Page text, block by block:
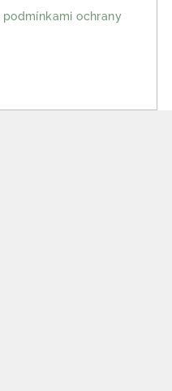
podmínkami ochrany